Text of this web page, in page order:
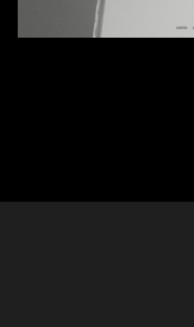
Leonid Basargin